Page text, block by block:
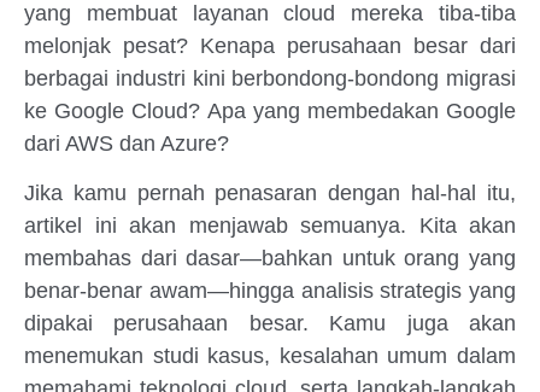
yang membuat layanan cloud mereka tiba-tiba
melonjak pesat? Kenapa perusahaan besar dari
berbagai industri kini berbondong-bondong migrasi
ke Google Cloud? Apa yang membedakan Google
dari AWS dan Azure?
Jika kamu pernah penasaran dengan hal-hal itu,
artikel ini akan menjawab semuanya. Kita akan
membahas dari dasar—bahkan untuk orang yang
benar-benar awam—hingga analisis strategis yang
dipakai perusahaan besar. Kamu juga akan
menemukan studi kasus, kesalahan umum dalam